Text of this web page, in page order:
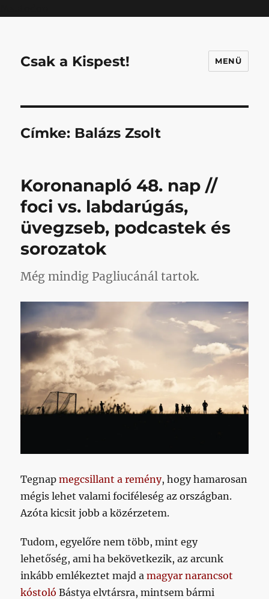
Csak a Kispest! MENÜ
Címke: Balázs Zsolt
Koronanapló 48. nap //
foci vs. labdarúgás,
üvegzseb, podcastek és
sorozatok
Még mindig Pagliucánál tartok.
Tegnapmegcsillant a remény, hogy hamarosan
mégis lehet valami fociféleség az országban.
Azóta kicsit jobb a közérzetem.
Tudom, egyelőre nem több, mint egy
lehetőség, ami ha bekövetkezik, az arcunk
inkább emlékeztet majd amagyar narancsot
kóstoló Bástya elvtársra, mintsem bármi